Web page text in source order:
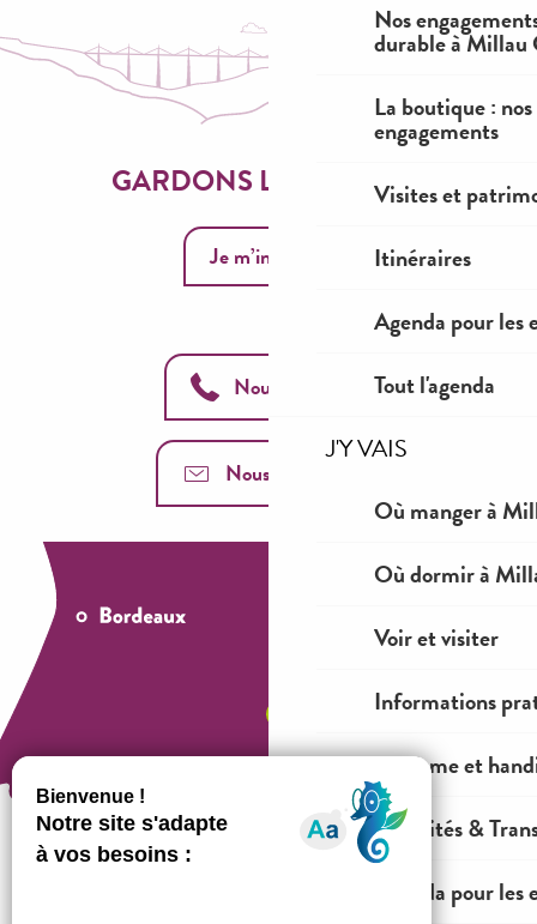
Nos
durable à Millau
La boutique :
engagements
Visites et
Itinéraires
Agenda pour les
Tout l'agenda
J'Y VAIS
Où manger à
Où dormir à
Voir et visiter
Informations
Tourisme et
Mobilités &
Agenda pour
GARDONS LE CONTACT
Je m’inscris
Nous appeler
Nous contacter